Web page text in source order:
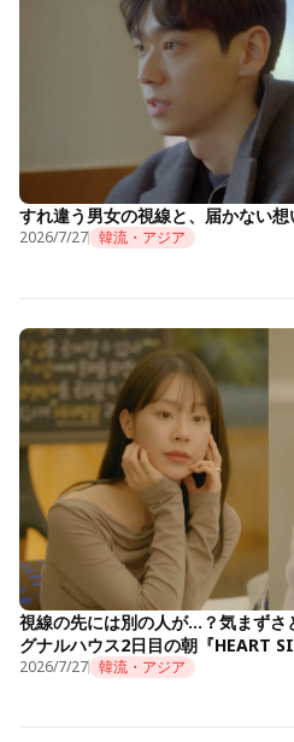
すれ違う男女の視線と、届かない
2026/7/27 韓流・アジア
視線の先には別の人が…？気まずさ
グナルハウス2日目の朝『HEART
2026/7/27 韓流・アジア